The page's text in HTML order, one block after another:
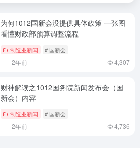
为何1012国新会没提供具体政策 一张图
看懂财政部预算调整流程
制造业新闻 # 国新会
2年前 4,307
财神解读之1012国务院新闻发布会（国
新会）内容
制造业新闻 # 国新会
2年前 4,736